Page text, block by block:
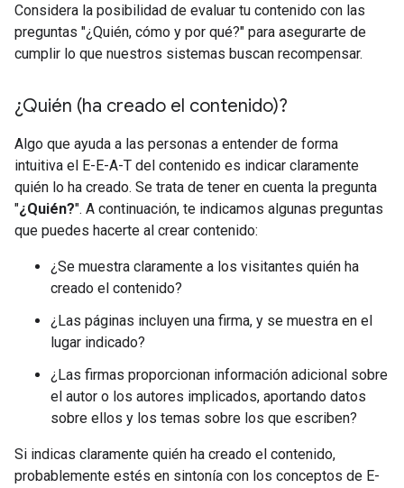
Considera la posibilidad de evaluar tu contenido con las
preguntas "¿Quién, cómo y por qué?" para asegurarte de
cumplir lo que nuestros sistemas buscan recompensar.
¿Quién (ha creado el contenido)?
Algo que ayuda a las personas a entender de forma
intuitiva el E-E-A-T del contenido es indicar claramente
quién lo ha creado. Se trata de tener en cuenta la pregunta
"¿Quién?". A continuación, te indicamos algunas preguntas
que puedes hacerte al crear contenido:
¿Se muestra claramente a los visitantes quién ha
creado el contenido?
¿Las páginas incluyen una firma, y se muestra en el
lugar indicado?
¿Las firmas proporcionan información adicional sobre
el autor o los autores implicados, aportando datos
sobre ellos y los temas sobre los que escriben?
Si indicas claramente quién ha creado el contenido,
probablemente estés en sintonía con los conceptos de E-